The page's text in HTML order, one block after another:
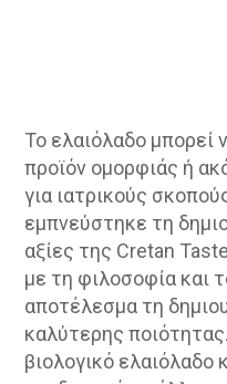
Το ελαιόλαδο μπορεί
προϊόν ομορφιάς ή
για ιατρικούς
εμπνεύστηκε τη
αξίες της Cretan
με τη φιλοσοφία και
αποτέλεσμα τη
καλύτερης
βιολογικό ελαιόλαδο